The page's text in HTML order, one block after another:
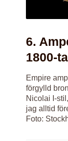
6.
1800-
Empire
förgylld
Nicolai I-
jag alltid
Foto: